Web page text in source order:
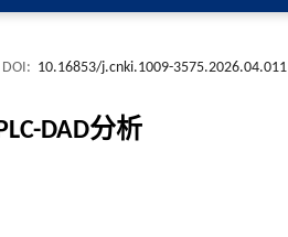
DOI: 10.16853/j.cnki.1009-3575.2026.04.011
DAD分析